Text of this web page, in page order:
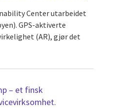
Center utarbeidet
GPS-aktiverte
(AR), gjør det
– et finsk